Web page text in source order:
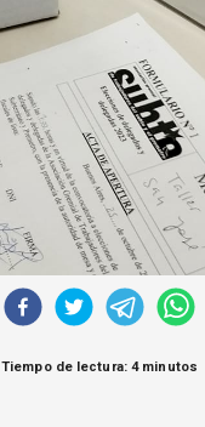
Tiempo de lectura: 4 minutos